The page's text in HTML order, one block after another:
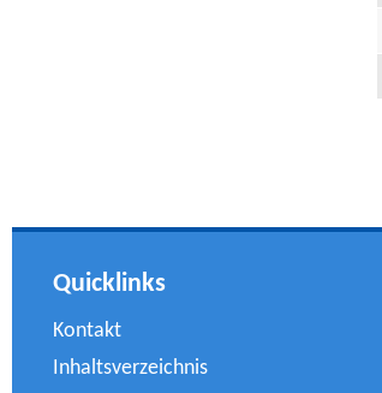
Quicklinks
Kontakt
Inhaltsverzeichnis